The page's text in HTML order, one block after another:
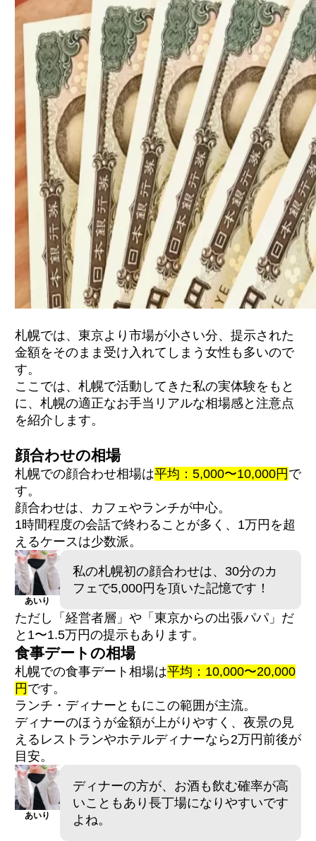
札幌では、東京より市場が小さい分、提示された
金額をそのまま受け入れてしまう女性も多いので
す。
ここでは、札幌で活動してきた私の実体験をもと
に、札幌の適正なお手当リアルな相場感と注意点
を紹介します。
顔合わせの相場
札幌での顔合わせ相場は平均：5,000〜10,000円 で
す。
顔合わせは、カフェやランチが中心。
1時間程度の会話で終わることが多く、1万円を超
えるケースは少数派。
あいり
私の札幌初の顔合わせは、30分のカ
フェで5,000円を頂いた記憶です！
ただし「経営者層」や「東京からの出張パパ」だ
と1〜1.5万円の提示もあります。
食事デートの相場
札幌での食事デート相場は平均：10,000〜20,000
円 です。
ランチ・ディナーともにこの範囲が主流。
ディナーのほうが金額が上がりやすく、夜景の見
えるレストランやホテルディナーなら2万円前後が
目安。
あいり
ディナーの方が、お酒も飲む確率が高
いこともあり長丁場になりやすいです
よね。